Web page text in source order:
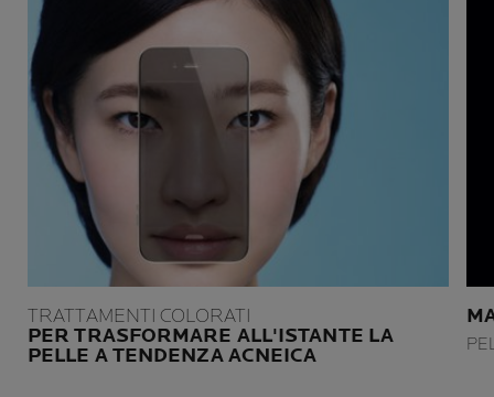
TRATTAMENTI COLORATI
PER TRASFORMARE ALL'ISTANTE LA
PELLE A TENDENZA ACNEICA